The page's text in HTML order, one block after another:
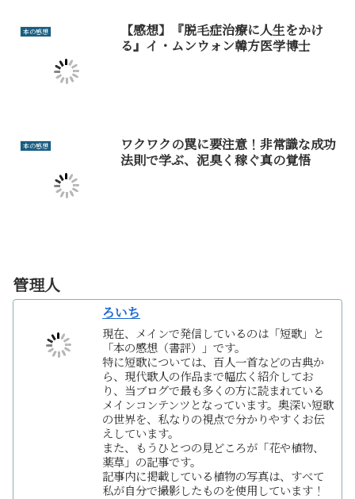
本の感想
【感想】『脱毛症治療に人生をかけ
る』イ・ムンウォン韓方医学博士
本の感想
ワクワクの罠に要注意！非常識な成功
法則で学ぶ、泥臭く稼ぐ真の覚悟
管理人
ろいち
現在、メインで発信しているのは「短歌」と
「本の感想（書評）」です。
特に短歌については、百人一首などの古典か
ら、現代歌人の作品まで幅広く紹介してお
り、当ブログで最も多くの方に読まれている
メインコンテンツとなっています。奥深い短歌
の世界を、私なりの視点で分かりやすくお伝
えしています。
また、もうひとつの見どころが「花や植物、
薬草」の記事です。
記事内に掲載している植物の写真は、すべて
私が自分で撮影したものを使用しています！